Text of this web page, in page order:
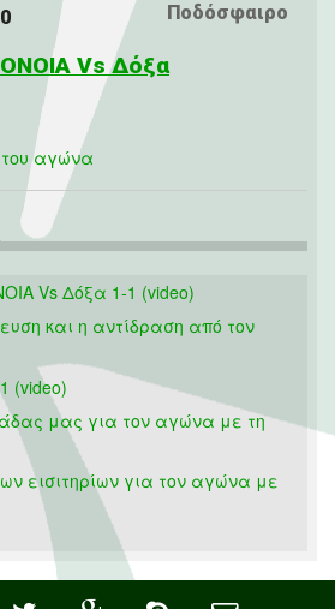
Ποδόσφαιρο
Vs Δόξα
του αγώνα
Vs Δόξα 1-1 (video)
και η αντίδραση από τον
(video)
μας για τον αγώνα με τη
εισιτηρίων για τον αγώνα με